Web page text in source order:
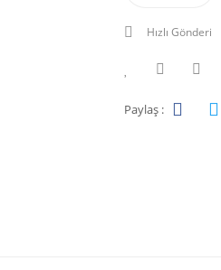
Hızlı Gönderi
Paylaş :